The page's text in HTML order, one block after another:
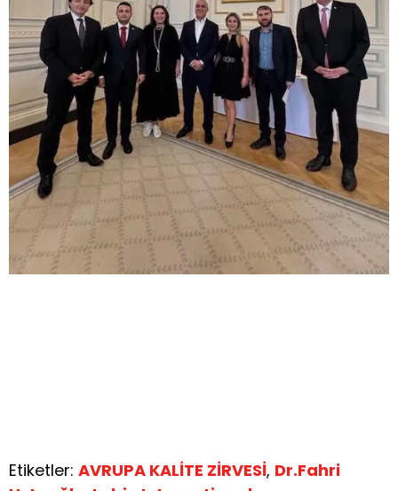
Etiketler: AVRUPA KALİTE ZİRVESİ, Dr.Fahri